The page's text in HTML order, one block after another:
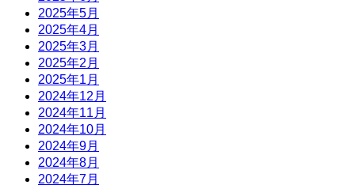
2025年5月
2025年4月
2025年3月
2025年2月
2025年1月
2024年12月
2024年11月
2024年10月
2024年9月
2024年8月
2024年7月